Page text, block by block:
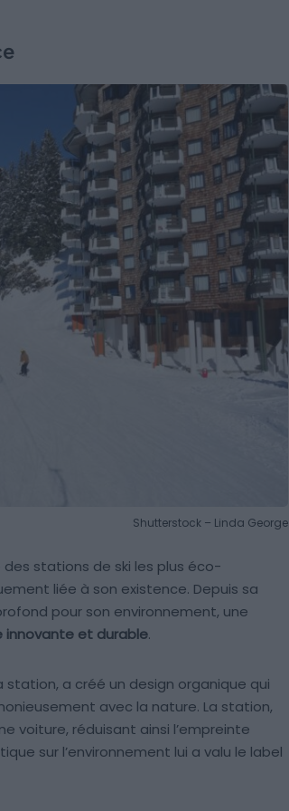
Shutterstock – Linda George
des stations de ski les plus éco-
liée à son existence. Depuis sa
pour son environnement, une
innovante et durable.
a créé un design organique qui
avec la nature. La station,
voiture, réduisant ainsi l’empreinte
sur l’environnement lui a valu le label